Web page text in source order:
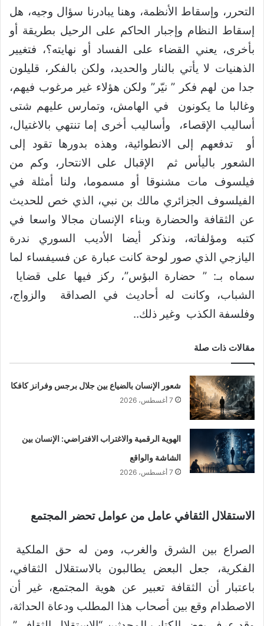
التحرر، وإسقاط الأنظمة، وهنا يبادرنا سؤال وجيه، هل
إسقاط النظام وإجبار الحاكم على الرحيل بطريقة أو
بأخرى، يعني القضاء على الفساد أو نهايته؟، فتغيير
الذهنيات لا يأتي بالنار والحديد، ولكن بالفكر، قليلون
جدا من لهم فكر ” نيّر” ولكن هؤلاء غير مرغوب فيهم،
وغالبا ما يكونون في الهامش، وتمارس عليهم شتى
أساليب الإقصاء، وأساليب أخرى إما تنتهي بالاغتيال،
أو تدفعهم إلى الانطوائية، وهذه بدورها تقود إلى
الشعور باليأس ثم الإقبال على الانتحار، وكم من
فيلسوف مات مشنوقا أو مسموما، ولنا أمثلة في
الفيلسوف الجزائري مالك بن نبي، الذي خص للحديث
عن الثقافة والحضارة وبناء الإنسان مجالا واسعا في
كتبه ومؤلفاته، ونذكر أيضا الأديب السوري ندرة
اليازجي الذي صور لوحة كانت عبارة عن فسيفساء لما
سماه بـ: ” حضارة البؤس”، ركز فيها على قضايا
الشباب، وكانت له أحاديث في الصداقة والزواج،
وفلسفة الكذب وغير ذلك..
مقالات ذات صلة
شعور الإنسان بالضياع بين جلال برجس وفرانز كافكا
7 أغسطس، 2026
الهوية الرقمية والاغتراب الافتراضي: الإنسان بين
الشاشة والواقع
7 أغسطس، 2026
الاستقلال الثقافي عامل من عوامل تحضر المجتمع
الصراع بين الشرق والغرب، ومن له حق الملكية
الفكرية، جعل البعض يطالبون بالاستقلال الثقافي،
باعتبار أن الثقافة تعبير عن هوية المجتمع، غير أن
الاصطدام وقع بين أصحاب هذا المطلب ودعاة الحداثة،